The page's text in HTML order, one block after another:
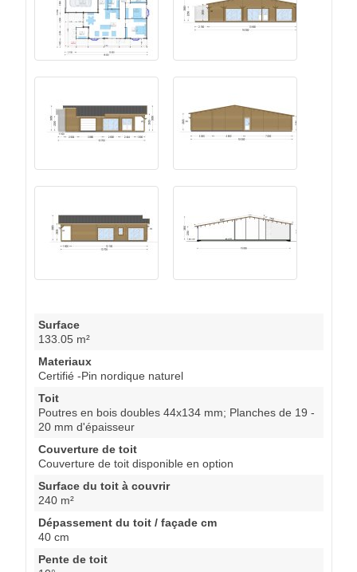
Surface
133.05 m²
Materiaux
Certifié -Pin nordique naturel
Toit
Poutres en bois doubles 44x134 mm; Planches de 19 -
20 mm d'épaisseur
Couverture de toit
Couverture de toit disponible en option
Surface du toit à couvrir
240 m²
Dépassement du toit / façade cm
40 cm
Pente de toit